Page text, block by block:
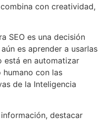
con creatividad,
SEO es una decisión
es aprender a usarlas
está en automatizar
con las
de la Inteligencia
destacar